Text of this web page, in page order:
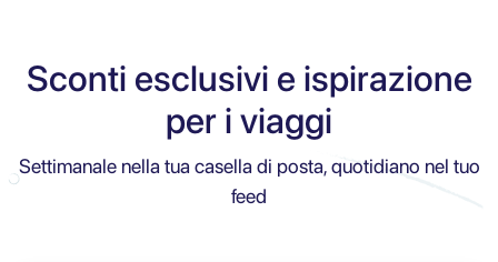
Sconti esclusivi e ispirazione
per i viaggi
Settimanale nella tua casella di posta, quotidiano nel tuo
feed